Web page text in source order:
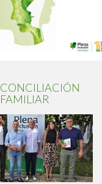
CONCILIACIÓN
FAMILIAR